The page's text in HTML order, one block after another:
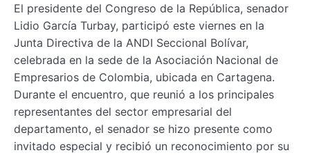
El presidente del Congreso de la República, senador
Lidio García Turbay, participó este viernes en la
Junta Directiva de la ANDI Seccional Bolívar,
celebrada en la sede de la Asociación Nacional de
Empresarios de Colombia, ubicada en Cartagena.
Durante el encuentro, que reunió a los principales
representantes del sector empresarial del
departamento, el senador se hizo presente como
invitado especial y recibió un reconocimiento por su